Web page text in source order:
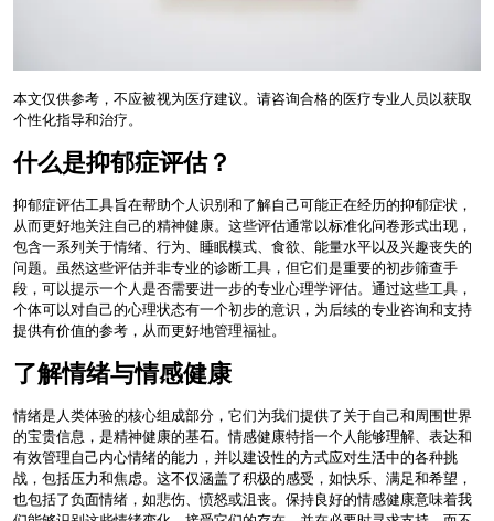
本文仅供参考，不应被视为医疗建议。请咨询合格的医疗专业人员以获取
个性化指导和治疗。
什么是抑郁症评估？
抑郁症评估工具旨在帮助个人识别和了解自己可能正在经历的抑郁症状，
从而更好地关注自己的精神健康。这些评估通常以标准化问卷形式出现，
包含一系列关于情绪、行为、睡眠模式、食欲、能量水平以及兴趣丧失的
问题。虽然这些评估并非专业的诊断工具，但它们是重要的初步筛查手
段，可以提示一个人是否需要进一步的专业心理学评估。通过这些工具，
个体可以对自己的心理状态有一个初步的意识，为后续的专业咨询和支持
提供有价值的参考，从而更好地管理福祉。
了解情绪与情感健康
情绪是人类体验的核心组成部分，它们为我们提供了关于自己和周围世界
的宝贵信息，是精神健康的基石。情感健康特指一个人能够理解、表达和
有效管理自己内心情绪的能力，并以建设性的方式应对生活中的各种挑
战，包括压力和焦虑。这不仅涵盖了积极的感受，如快乐、满足和希望，
也包括了负面情绪，如悲伤、愤怒或沮丧。保持良好的情感健康意味着我